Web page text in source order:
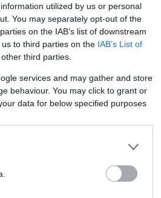
utilized by us or personal
You may separately opt-out of the
on the IAB’s list of downstream
to third parties on the IAB’s List of
third parties.
services and may gather and store
behaviour. You may click to grant or
data for below specified purposes
στα Ίμια;
και το Ισραήλ
Εθνικής
καλά αυτοί που
επειδή η
κάνοντας
των
περισσότερο
Πρεσπών, το
αυτή, αν
την ανταλλαγή
λαός στη
βρισκόμαστε